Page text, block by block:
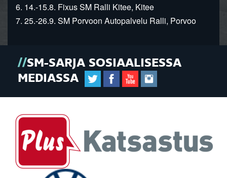
6. 14.-15.8. Fixus SM Ralli Kitee, Kitee
7. 25.-26.9. SM Porvoon Autopalvelu Ralli, Porvoo
SM-SARJA SOSIAALISESSA
MEDIASSA